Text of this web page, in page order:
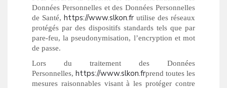
Données Personnelles et des Données Personnelles
de Santé, https://www.slkon.fr utilise des réseaux
protégés par des dispositifs standards tels que par
pare-feu, la pseudonymisation, l’encryption et mot
de passe.
Lors du traitement des Données
Personnelles, https://www.slkon.frprend toutes les
mesures raisonnables visant à les protéger contre